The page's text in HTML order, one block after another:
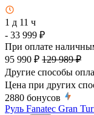
1 д 11 ч
- 33 999 ₽
При оплате
95 990 ₽ 129 989 ₽
Другие способы
Цена при других
2880 бонусов
Руль Fanatec Gran